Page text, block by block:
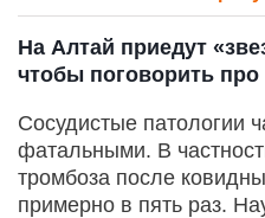
На Алтай приедут
чтобы поговорить
Сосудистые патологии
фатальными. В
тромбоза после
примерно в пять раз.